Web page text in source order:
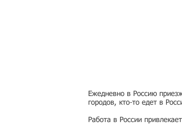
Ежедневно в Россию
городов, кто-то едет в
Работа в России